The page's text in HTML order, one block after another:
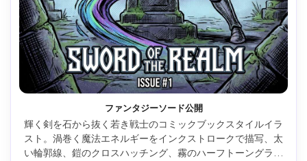
ファンタジーソード公開
輝く剣を石から抜く若き戦士のコミックブックスタイルイラ
スト。渦巻く魔法エネルギーをインクストロークで描写、太
い輪郭線、鎧のクロスハッチング、霧のハーフトーングラデ